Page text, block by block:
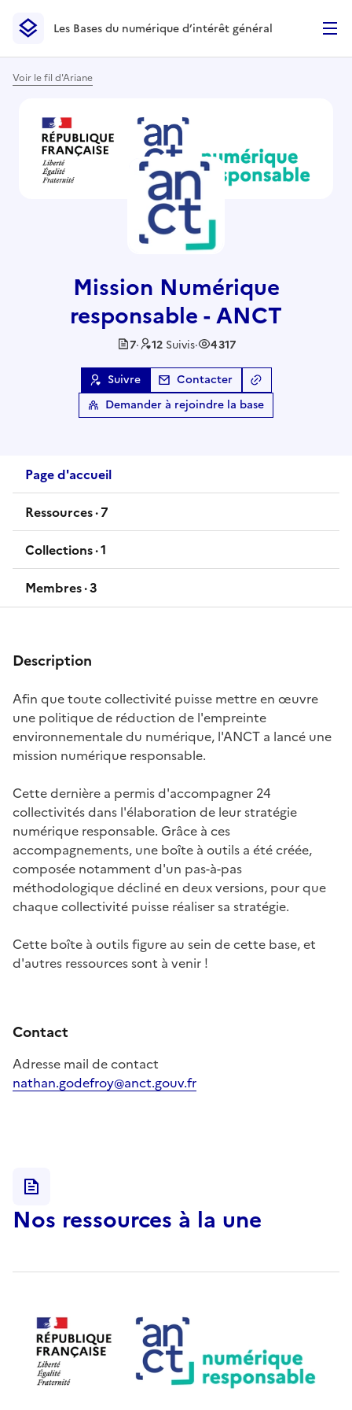
Les Bases du numérique d’intérêt général- Retour à la
Les Bases du numérique d’intérêt général
Voir le fil d'Ariane
Mission Numérique
responsable - ANCT
7· 12Suivis· 4 317
Suivre Contacter Copier le lien
Demander à rejoindre la base
Page d'accueil
Ressources ·7
ressources
Collections ·1
collections
Membres ·3
membres
Description
Afin que toute collectivité puisse mettre en œuvre
une politique de réduction de l'empreinte
environnementale du numérique, l'ANCT a lancé une
mission numérique responsable.
Cette dernière a permis d'accompagner 24
collectivités dans l'élaboration de leur stratégie
numérique responsable. Grâce à ces
accompagnements, une boîte à outils a été créée,
composée notamment d'un pas-à-pas
méthodologique décliné en deux versions, pour que
chaque collectivité puisse réaliser sa stratégie.
Cette boîte à outils figure au sein de cette base, et
d'autres ressources sont à venir !
Contact
Adresse mail de contact
nathan.godefroy@anct.gouv.fr
Nos ressources à la une